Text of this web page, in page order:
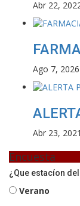
Abr 22,
Ago 7, 2026
Abr 23, 2021
Encuesta
¿Que estacíon
Verano